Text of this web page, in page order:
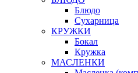
Блюдо
Сухарница
КРУЖКИ
Бокал
Кружка
МАСЛЕНКИ